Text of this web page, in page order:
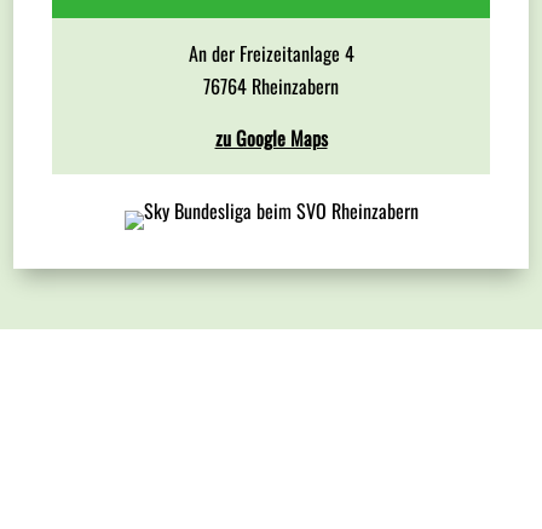
An der Freizeitanlage 4
76764 Rheinzabern
zu Google Maps